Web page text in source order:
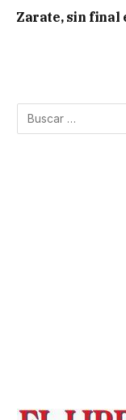
Zarate, sin final